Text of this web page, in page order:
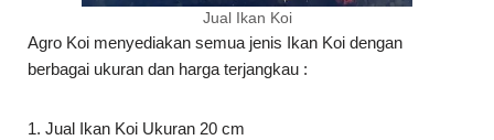
Jual Ikan Koi
Agro Koi menyediakan semua jenis Ikan Koi dengan
berbagai ukuran dan harga terjangkau :
1. Jual Ikan Koi Ukuran 20 cm